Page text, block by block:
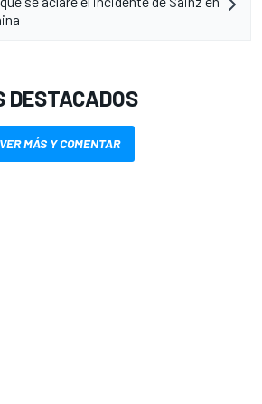
DESTACADOS
VER MÁS Y COMENTAR